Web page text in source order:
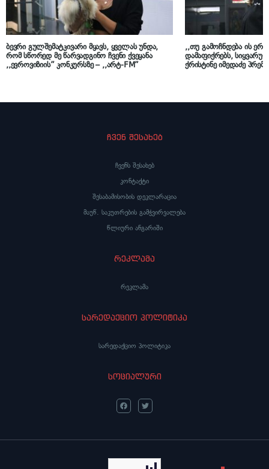
ბევრი გულშემატკივარი მყავს, ყველას უნდა,
რომ სწორედ მე წარვადგინო ჩვენი ქვეყანა
,,ევროვიზიის” კონკურსზე – ,,არტ-FM”
,,თუ გამოჩნდება ის
დამაფიქრებს,
ქრისტინე იმედაძე
ჩვენ შესახებ
ჩვენს შესახებ
კონტაქტი
შესაბამისობის დეკლარაცია
მაუწ. საკუთრების გამჭვირვალება
წლიური ანგარიში
რეკლამა
რეკლამა
სარედაქციო პოლიტიკა
სარედაქციო პოლიტიკა
სოციალური